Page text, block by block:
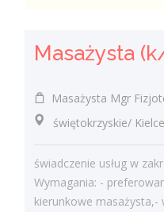
Masażysta
Masażysta Mgr
świętokrzyskie/ Kielce
świadczenie usług w
Wymagania: -
kierunkowe masażysta,-